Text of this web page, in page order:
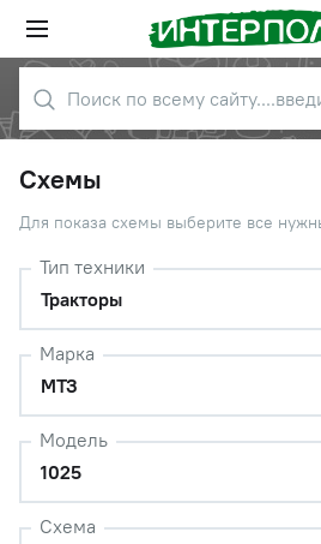
Схемы
Для показа схемы выберите все
Тип техники
Тракторы
Марка
МТЗ
Модель
1025
Схема